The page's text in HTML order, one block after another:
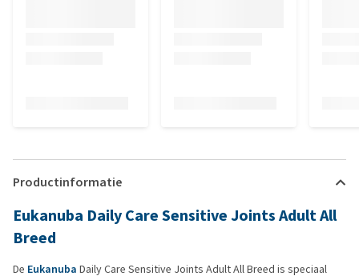
Productinformatie
Eukanuba Daily Care Sensitive Joints Adult All
Breed
De Eukanuba Daily Care Sensitive Joints Adult All Breed is speciaal